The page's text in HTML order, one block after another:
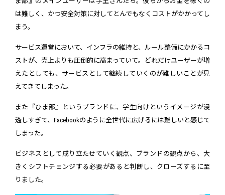
は難しく、かつ安全対策に対してとんでもなくコストがかかってし
まう。
サービス運営において、インフラの維持と、ルール整備にかかるコ
ストが、売上よりも圧倒的に高まっていて。どれだけユーザーが増
えたとしても、サービスとして継続していくのが難しいことが見
えてきてしまった。
また『ひま部』というブランドに、学生向けというイメージが浸
透しすぎて、Facebookのように全世代に広げるには難しいと感じて
しまった。
ビジネスとして成り立たせていく観点、ブランドの観点から、大
きくシフトチェンジする必要があると判断し、クローズするに至
りました。